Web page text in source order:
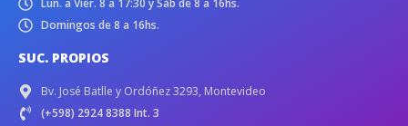
Lun. a Vier. 8 a 17:30 y Sáb de 8 a 16hs.
Domingos de 8 a 16hs.
SUC. PROPIOS
Bv. José Batlle y Ordóñez 3293, Montevideo
(+598) 2924 8388 Int. 3